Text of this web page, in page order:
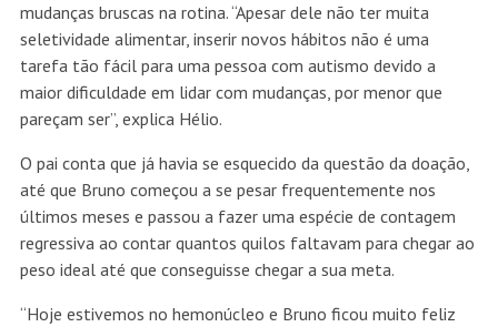
mudanças bruscas na rotina. “Apesar dele não ter muita
seletividade alimentar, inserir novos hábitos não é uma
tarefa tão fácil para uma pessoa com autismo devido a
maior dificuldade em lidar com mudanças, por menor que
pareçam ser”, explica Hélio.
O pai conta que já havia se esquecido da questão da doação,
até que Bruno começou a se pesar frequentemente nos
últimos meses e passou a fazer uma espécie de contagem
regressiva ao contar quantos quilos faltavam para chegar ao
peso ideal até que conseguisse chegar a sua meta.
“Hoje estivemos no hemonúcleo e Bruno ficou muito feliz